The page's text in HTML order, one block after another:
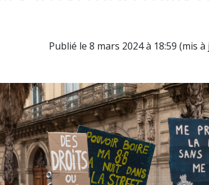
Publié le 8 mars 2024 à 18:59 (mis